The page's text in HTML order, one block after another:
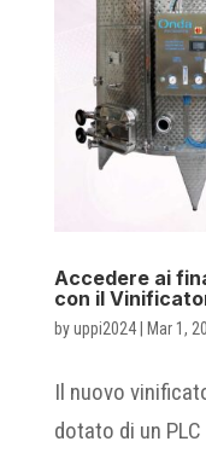
Accedere ai
con il
byuppi2024| Mar 1,
Il nuovo
dotato di un